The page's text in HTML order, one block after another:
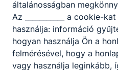
Nagy megtiszteltetés és
iskolánk két tanulója, Islai
János képviselhetett minket
és legrégebbi
2026. júl. 24. kaesz
általánosságban
Az ___________ a cookie-
használja: információ
hogyan használja Ön a
felmérésével, hogy a
vagy használja leginkább,